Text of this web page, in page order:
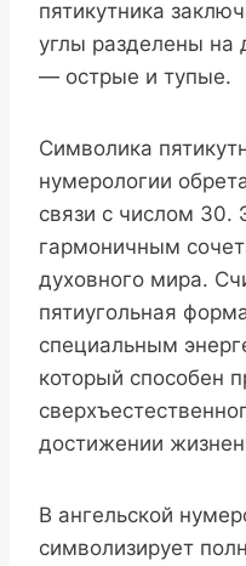
пятикутника
углы разделены на
— острые и тупые.
Символика
нумерологии
связи с числом 30.
гармоничным
духовного мира.
пятиугольная
специальным
который способен
достижении
В ангельской
символизирует